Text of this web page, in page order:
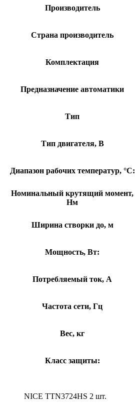
Производитель
Страна производитель
Комплектация
Предназначение автоматики
Тип
Тип двигателя, В
Диапазон рабочих температур, °С:
Номинальный крутящий момент,
Нм
Ширина створки до, м
Мощность, Вт:
Потребляемый ток, А
Частота сети, Гц
Вес, кг
Класс защиты:
NICE TTN3724HS 2 шт.